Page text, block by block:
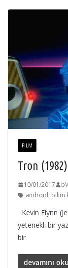
FILM
Tron (1982)
10/01/2017
android, bilim
Kevin Flynn
yetenekli bir
bir
devamını oku